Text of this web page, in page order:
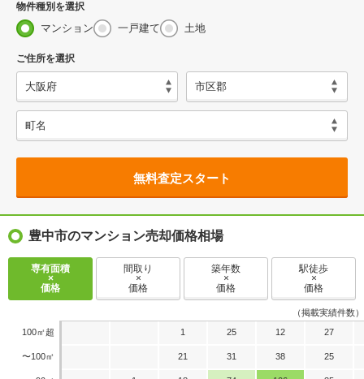
物件種別を選択
マンション 一戸建て 土地
ご住所を選択
無料査定スタート
豊中市のマンション売却価格相場
専有面積
×
価格
間取り
×
価格
築年数
×
価格
駅徒歩
×
価格
（掲載実績件数）
100㎡超
〜100㎡
1 25 12 27
21 31 38 25